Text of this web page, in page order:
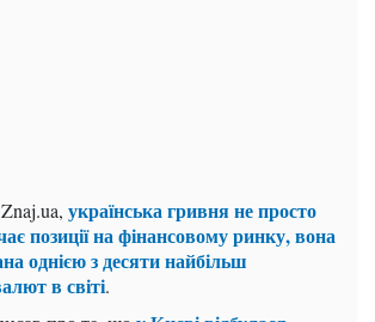
українська гривня не просто
позиції на фінансовому ринку, вона
однією з десяти найбільш
в світі.